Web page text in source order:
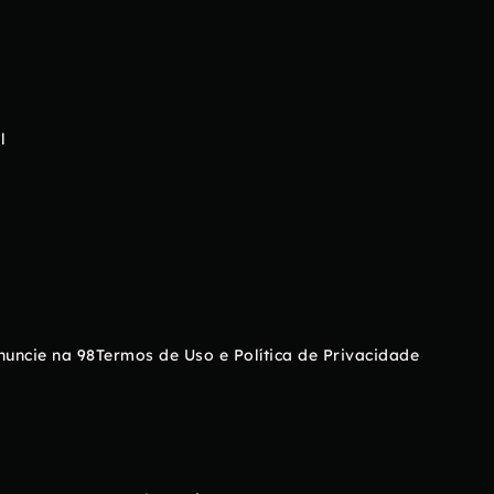
na 98Termos de Uso e Política de Privacidade